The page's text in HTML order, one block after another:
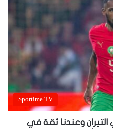
Sportime TV
وعندنا ثقة في